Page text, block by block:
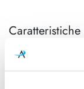
Caratteristiche
Cod.Art.